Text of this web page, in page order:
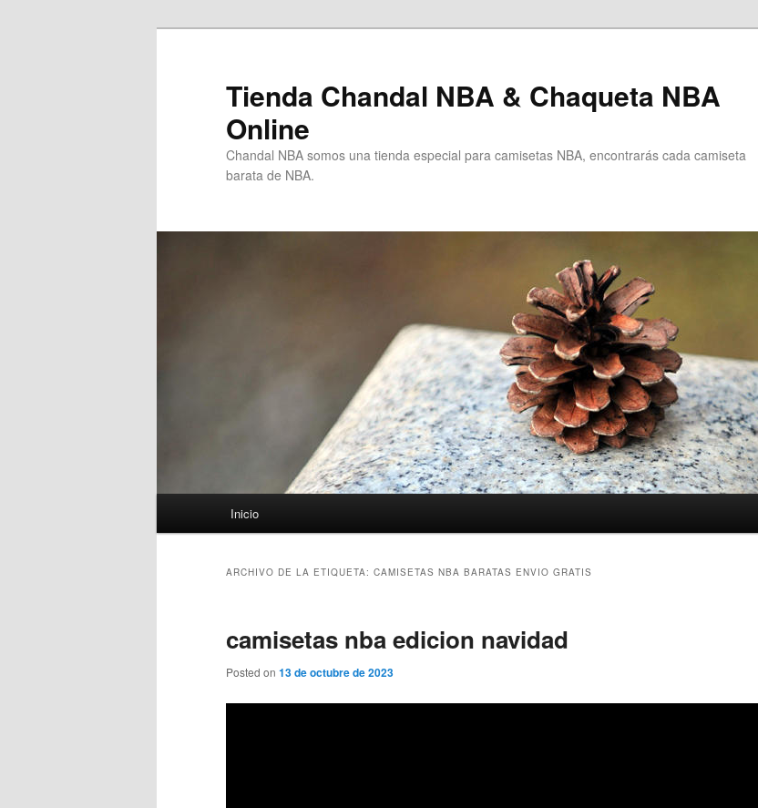
Tienda Chandal NBA & Chaqueta NBA
Online
Chandal NBA somos una tienda especial para camisetas NBA, encontrarás cada camiseta
barata de NBA.
Inicio
ARCHIVO DE LA ETIQUETA: CAMISETAS NBA BARATAS ENVIO GRATIS
camisetas nba edicion navidad
Posted on 13 de octubre de 2023